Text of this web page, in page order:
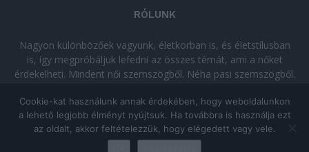
RÓLUNK
Nagyon különbözőek vagyunk, életkorban is, és életstílusban
is, így megpróbáljuk lefedni az összes témát, ami a nőket
érdekelheti. Mindent női szemszögből. Néha pasi szemszögből.
kikapcsolódásra vágysz!
© Copyright 2026 - mymirror.huADATKEZELÉSI TÁJÉKOZTATÓ
Cookie-kat használunk annak érdekében, hogy weboldalunkon
a lehető legjobb élményt nyújtsuk. Ha továbbra is használja ezt
az oldalt, akkor feltételezzük, hogy elégedett vagy vele.